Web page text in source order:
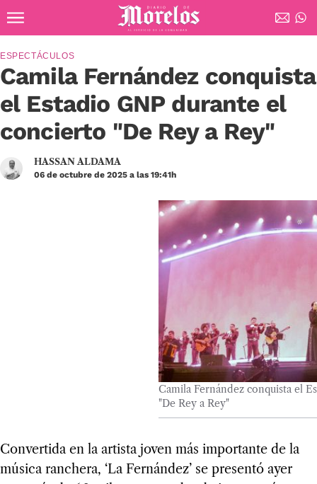
Diario de Morelos
Camila Fernández conquista
el Estadio GNP durante el
concierto "De Rey a Rey"
ESPECTÁCULOS
HASSAN ALDAMA
06 de octubre de 2025 a las 19:41h
Camila Fernández conquista el
"De Rey a Rey"
Convertida en la artista joven más importante de la
música ranchera, ‘La Fernández’ se presentó ayer